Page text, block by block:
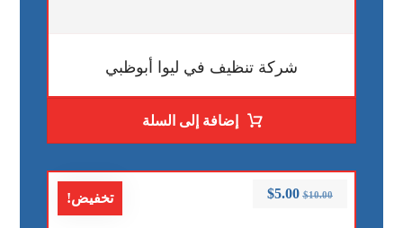
شركة تنظيف في ليوا أبوظبي
إضافة إلى السلة
تخفيض! $10.00
$5.00